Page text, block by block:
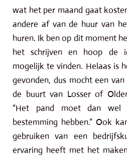
wat het per maand gaat
andere af van de huur van
huren. Ik ben op dit moment
het schrijven en hoop de
mogelijk te vinden. Helaas is
gevonden, dus mocht een
de buurt van Losser of
“Het pand moet dan wel
bestemming hebben.” Ook
gebruiken van een
ervaring heeft met het